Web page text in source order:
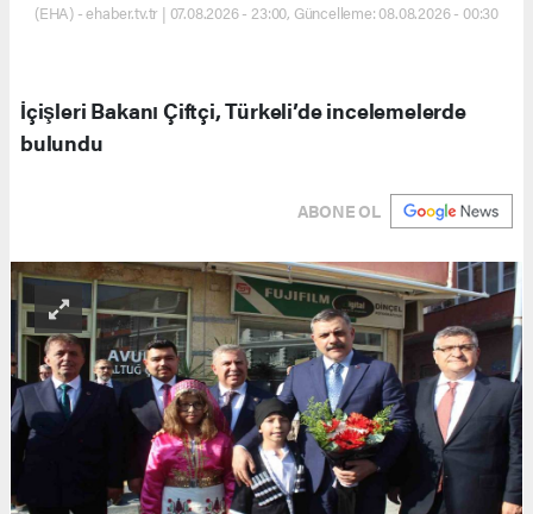
(EHA) - ehaber.tv.tr | 07.08.2026 - 23:00, Güncelleme: 08.08.2026 - 00:30
İçişleri Bakanı Çiftçi, Türkeli’de incelemelerde
bulundu
ABONE OL